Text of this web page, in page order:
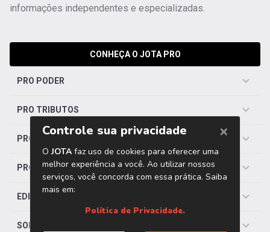
informações independentes e especializadas.
CONHEÇA O JOTA PRO
PRO PODER
PRO TRIBUTOS
PRO TRABALHISTA
PRO SAÚDE
EDITORIAS
SOBRE O JOTA